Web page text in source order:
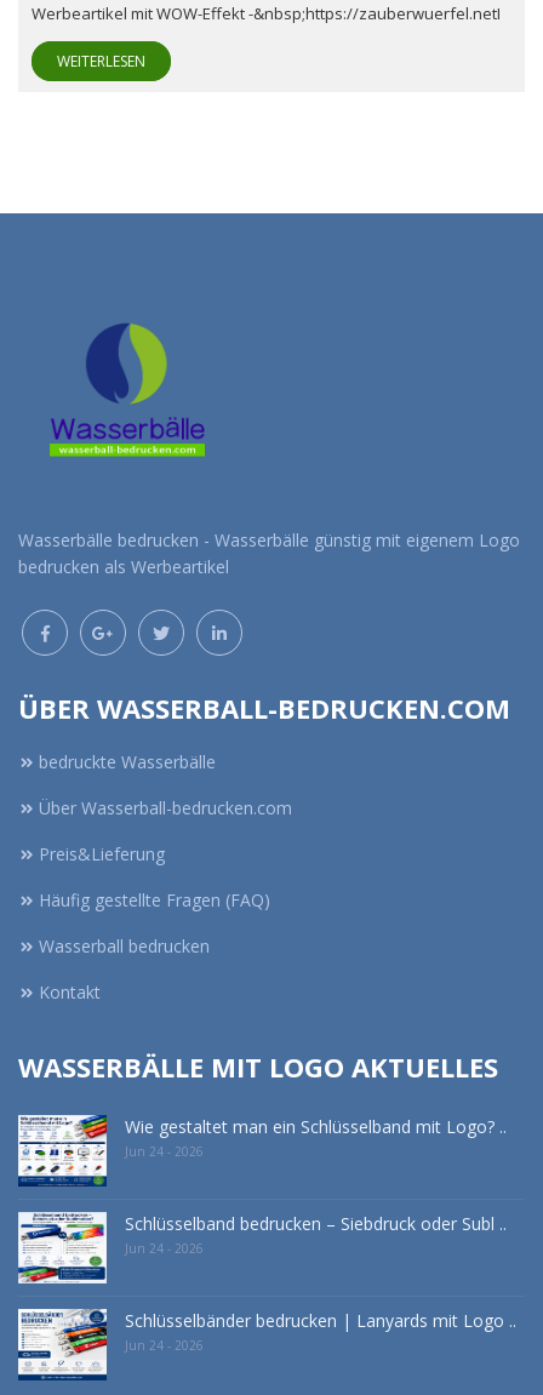
Werbeartikel mit WOW-Effekt -&nbsp;https://zauberwuerfel.netI
WEITERLESEN
Wasserbälle bedrucken - Wasserbälle günstig mit eigenem Logo
bedrucken als Werbeartikel
ÜBER WASSERBALL-BEDRUCKEN.COM
bedruckte Wasserbälle
Über Wasserball-bedrucken.com
Preis&Lieferung
Häufig gestellte Fragen (FAQ)
Wasserball bedrucken
Kontakt
WASSERBÄLLE MIT LOGO AKTUELLES
Wie gestaltet man ein Schlüsselband mit Logo? ..
Jun 24 - 2026
Schlüsselband bedrucken – Siebdruck oder Subl ..
Jun 24 - 2026
Schlüsselbänder bedrucken | Lanyards mit Logo ..
Jun 24 - 2026